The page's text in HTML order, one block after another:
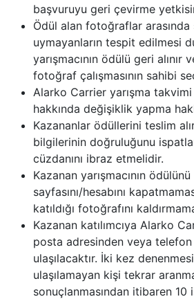
başvuruyu geri çevirme
Ödül alan fotoğraflar arasında
uymayanların tespit edilmesi
yarışmacının ödülü geri
fotoğraf çalışmasının sahibi
Alarko Carrier yarışma
hakkında değişiklik yapma
Kazananlar ödüllerini teslim
bilgilerinin doğruluğunu
cüzdanını ibraz etmelidir.
Kazanan yarışmacının
sayfasını/hesabını
katıldığı fotoğrafını
Kazanan katılımcıya Alarko
posta adresinden veya telefon
ulaşılacaktır. İki kez
ulaşılamayan kişi tekrar
sonuçlanmasından itibaren 10